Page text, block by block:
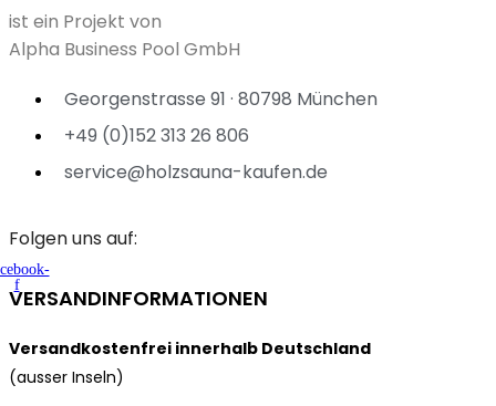
ist ein Projekt von
Alpha Business Pool GmbH
Georgenstrasse 91 · 80798 München
+49 (0)152 313 26 806
service@holzsauna-kaufen.de
Folgen uns auf:
f
VERSANDINFORMATIONEN
Versandkostenfrei innerhalb Deutschland
(ausser Inseln)